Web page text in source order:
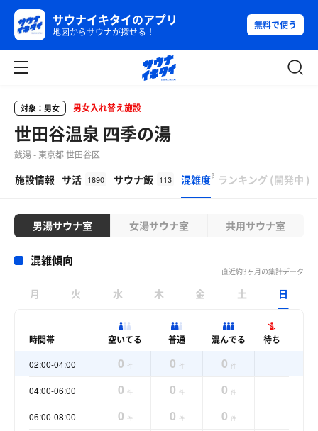
サウナイキタイのアプリ
地図からサウナが探せる！
無料で使う
対象：男女 男女入れ替え施設
世田谷温泉 四季の湯
銭湯 - 東京都 世田谷区
施設情報 サ活 1890 サウナ飯 113 混雑度β ランキング (開発中 )
男湯サウナ室 女湯サウナ室 共用サウナ室
混雑傾向
直近約3ヶ月の集計データ
月 火 水 木 金 土 日
時間帯 空いてる 普通 混んでる 待ち
02:00-04:00 0 件 0 件 0 件
04:00-06:00 0 件 0 件 0 件
06:00-08:00 0 件 0 件 0 件